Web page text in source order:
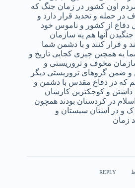
مردم اون کشور در زمان جنگ که
حمله و تحدید قرار دارد و
دفاع از کشور و ناموس خود
آنها هم یه سازمان
و فرار کنند و با دشمن شما
یه همچین چیزی کجایی تاریخ و
سازمان مخوف و تروریستی و
ضمن گروهای تروریستی دیگر
که در دفاع مقدس با دشمن و
و کوچکترین کارشان
در کردستان بودند همچون
و در استان سیستان و
زمان
REPLY